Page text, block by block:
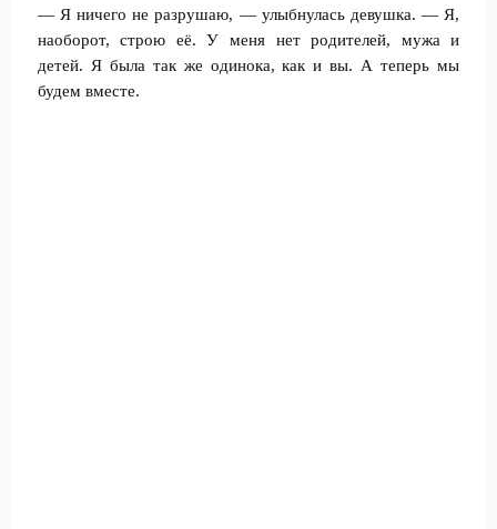
— Я ничего не разрушаю, — улыбнулась девушка. — Я,
наоборот, строю её. У меня нет родителей, мужа и
детей. Я была так же одинока, как и вы. А теперь мы
будем вместе.